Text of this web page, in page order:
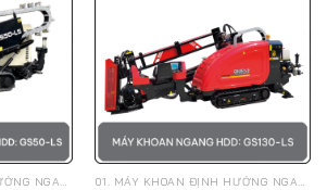
01. MÁY KHOAN ĐỊNH HƯỚNG NGANG, KÉO ỐNG NGẦM HDD - GOODENG 01. MÁY KHOAN ĐỊNH HƯỚNG NGANG, KÉO ỐNG NGẦM HDD - GOODENG